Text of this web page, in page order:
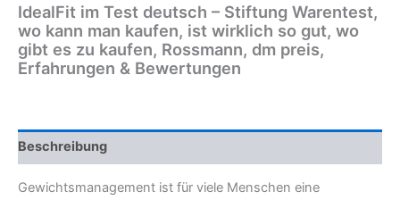
IdealFit im Test deutsch – Stiftung Warentest,
wo kann man kaufen, ist wirklich so gut, wo
gibt es zu kaufen, Rossmann, dm preis,
Erfahrungen & Bewertungen
Beschreibung
Gewichtsmanagement ist für viele Menschen eine